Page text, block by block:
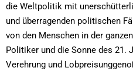
die Weltpolitik mit
und überragenden politischen
von den Menschen in der
Politiker und die Sonne des 21.
Verehrung und